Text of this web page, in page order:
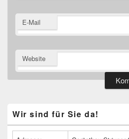
E-Mail
Website
Seitenleisten
Widget-
Wir sind für Sie da!